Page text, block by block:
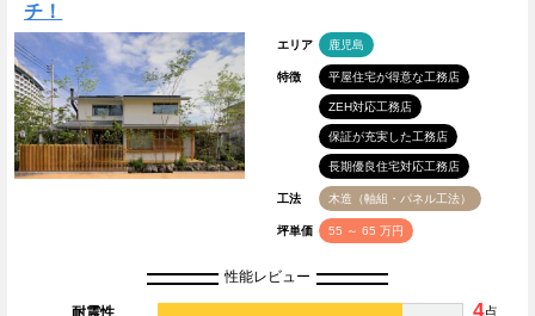
チ！
エリア 鹿児島
特徴 平屋住宅が得意な工務店
ZEH対応工務店
保証が充実した工務店
長期優良住宅対応工務店
工法 木造（軸組・パネル工法）
坪単価 55 ～ 65 万円
性能レビュー
耐震性 4点